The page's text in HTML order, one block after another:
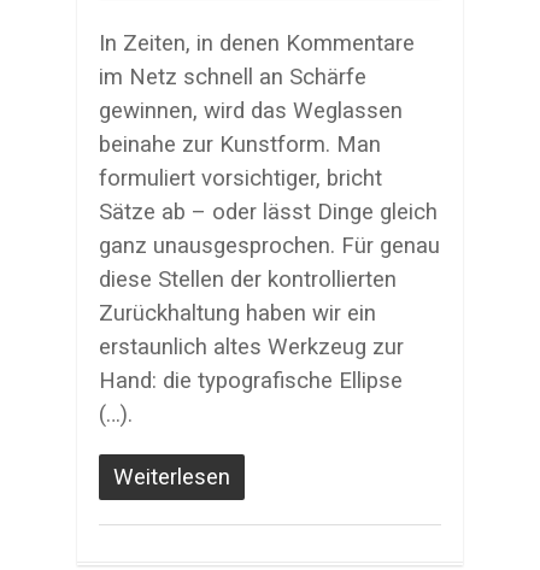
In Zeiten, in denen Kommentare
im Netz schnell an Schärfe
gewinnen, wird das Weglassen
beinahe zur Kunstform. Man
formuliert vorsichtiger, bricht
Sätze ab – oder lässt Dinge gleich
ganz unausgesprochen. Für genau
diese Stellen der kontrollierten
Zurückhaltung haben wir ein
erstaunlich altes Werkzeug zur
Hand: die typografische Ellipse
(…).
Weiterlesen